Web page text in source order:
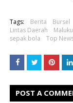
Tags: Berita Bursel
Lintas Daerah
Maluku
sepak bola
Top
POST A